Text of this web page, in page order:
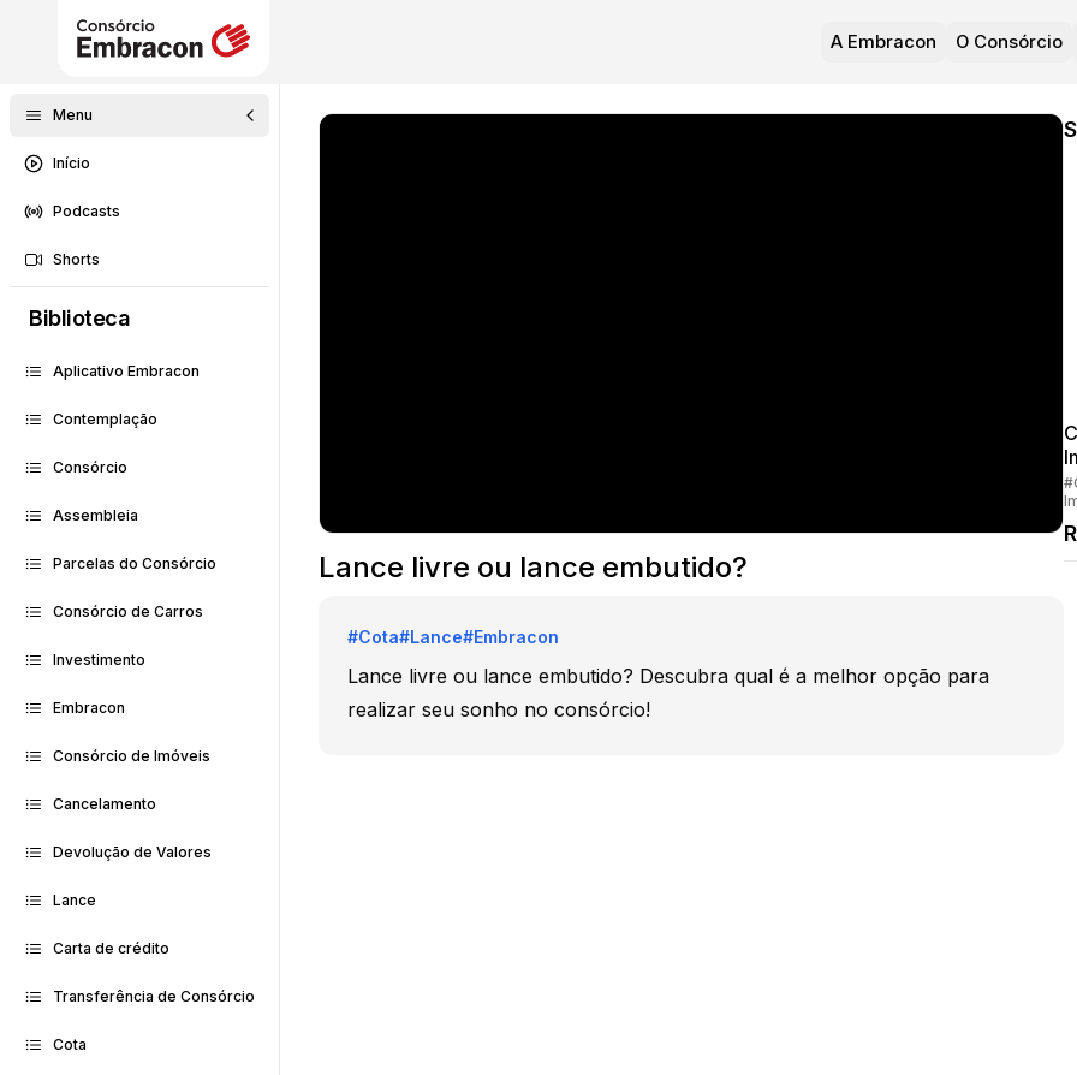
A Embracon O Consórcio
Menu
Início
Podcasts
Shorts
Biblioteca
Aplicativo Embracon
Contemplação
Consórcio
Assembleia
Parcelas do Consórcio
Consórcio de Carros
Investimento
Embracon
Consórcio de Imóveis
Cancelamento
Devolução de Valores
Lance
Carta de crédito
Transferência de Consórcio
Cota
Lance livre ou lance embutido?
#Cota#Lance#Embracon
Lance livre ou lance embutido? Descubra qual é a melhor opção para
realizar seu sonho no consórcio!